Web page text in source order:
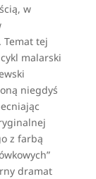
w
Temat tej
malarski
niegdyś
z farbą
dramat